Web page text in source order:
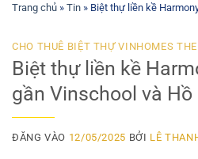
Trang chủ » Tin » Biệt thự liền kề
CHO THUÊ BIỆT THỰ VINHOMES
Biệt thự liền kề
gần Vinschool và Hồ
ĐĂNG VÀO 12/05/2025 BỞI LÊ